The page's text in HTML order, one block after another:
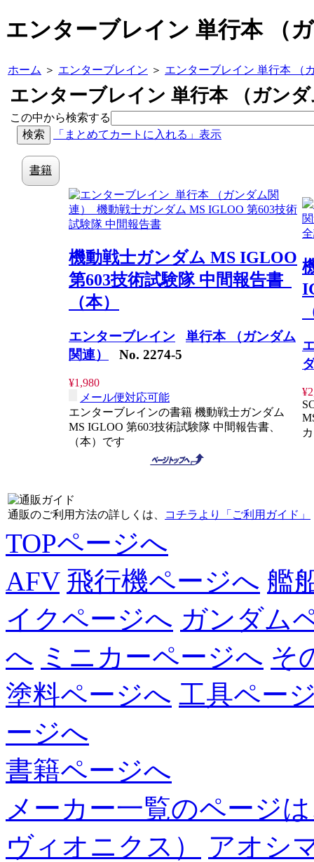
エンターブレイン 単行本 （
ホーム ＞ エンターブレイン ＞ エンターブレイン 単行本 （
エンターブレイン 単行本 （ガン
この中から検索する
「まとめてカートに入れる」表示
書籍
機動戦士ガンダム MS IGLOO
第603技術試験隊 中間報告書
（本）
エンターブレイン
単行本 （ガンダム
関連）
No. 2274-5
¥1,980
メール便対応可能
エンターブレインの書籍 機動戦士ガンダム
MS IGLOO 第603技術試験隊 中間報告書、
（本）です
通販のご利用方法の詳しくは、 コチラより「ご利用ガイド」
TOPページへ
AFV 飛行機ページへ 艦
イクページへ ガンダム
へ ミニカーページへ そ
塗料ページへ 工具ペー
ージへ
書籍ページへ
メーカー一覧のページ
ヴィオニクス）
アオシ